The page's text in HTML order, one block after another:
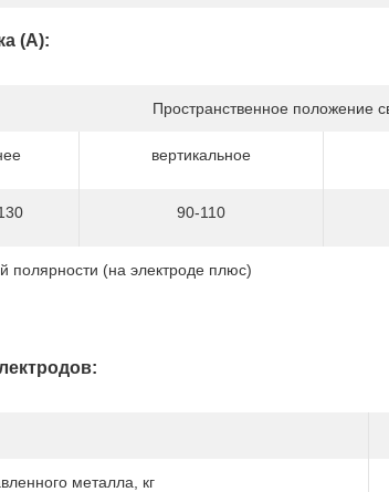
(А):
Пространственное положение
вертикальное
90-110
полярности (на электроде плюс)
металла, кг